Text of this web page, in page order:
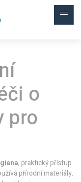
o
pro
,praktický přístup
přírodní materiály.